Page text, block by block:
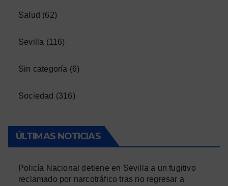
Salud (62)
Sevilla (116)
Sin categoría (6)
Sociedad (316)
ÚLTIMAS NOTICIAS
Policía Nacional detiene en Sevilla a un fugitivo
reclamado por narcotráfico tras no regresar a